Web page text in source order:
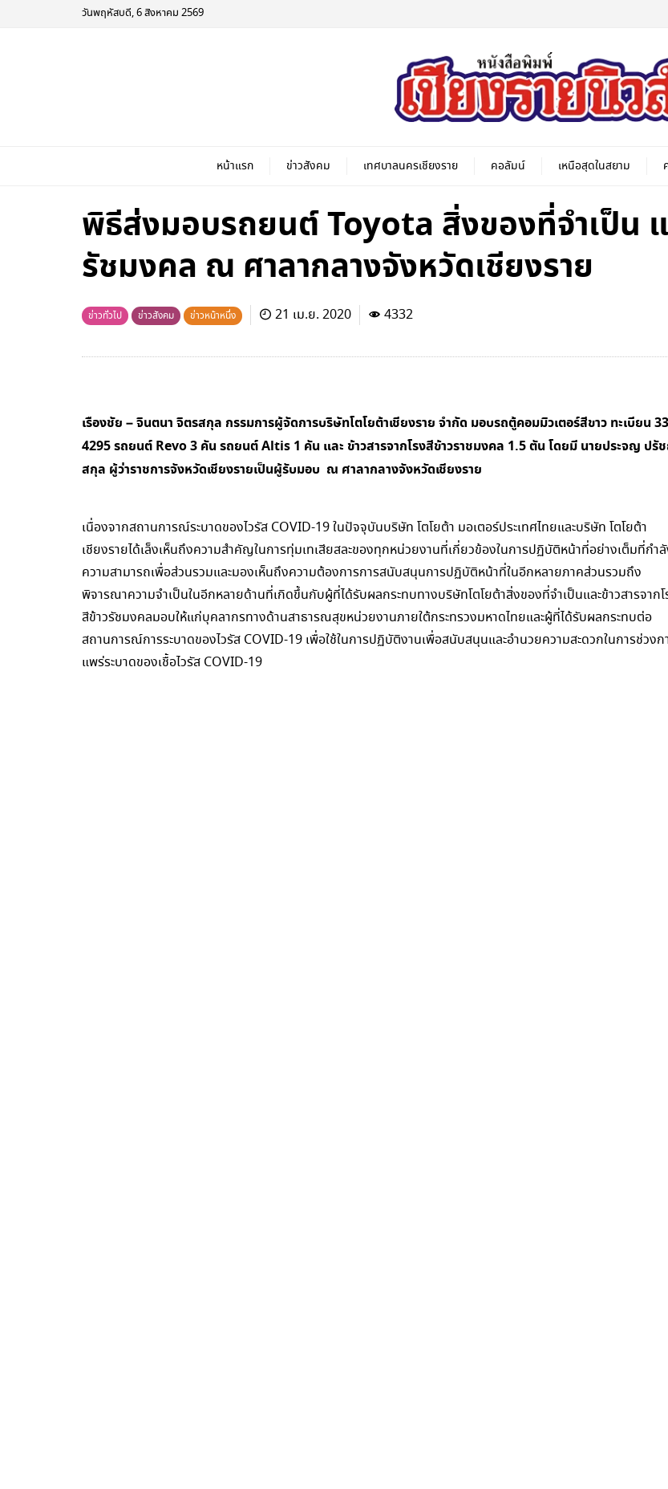
วันพฤหัสบดี, 6 สิงหาคม 2569
หน้าแรก ข่าวสังคม เทศบาลนครเชียงราย คอลัมน์ เหนือสุดในสยาม
พิธีส่งมอบรถยนต์ Toyota สิ่งของที่จำเป็น แ
รัชมงคล ณ ศาลากลางจังหวัดเชียงราย
ข่าวทั่วไป ข่าวสังคม ข่าวหน้าหนึ่ง 21 เม.ย. 2020 4332
เรืองชัย – จินตนา จิตรสกุล กรรมการผู้จัดการบริษัทโตโยต้าเชียงราย จำกัด มอบรถตู้คอมมิวเตอร์สีขาว ทะเบียน
4295 รถยนต์ Revo 3 คัน รถยนต์ Altis 1 คัน และ ข้าวสารจากโรงสีข้าวราชมงคล 1.5 ตัน โดยมี นายประจญ ปรั
สกุล ผู้ว่าราชการจังหวัดเชียงรายเป็นผู้รับมอบ ณ ศาลากลางจังหวัดเชียงราย
เนื่องจากสถานการณ์ระบาดของไวรัส COVID-19 ในปัจจุบันบริษัท โตโยต้า มอเตอร์ประเทศไทยและบริษัท โตโยต้า
เชียงรายได้เล็งเห็นถึงความสำคัญในการทุ่มเทเสียสละของทุกหน่วยงานที่เกี่ยวข้องในการปฏิบัติหน้าที่อย่างเต็มที่กำ
ความสามารถเพื่อส่วนรวมและมองเห็นถึงความต้องการการสนับสนุนการปฏิบัติหน้าที่ในอีกหลายภาคส่วนรวมถึง
พิจารณาความจำเป็นในอีกหลายด้านที่เกิดขึ้นกับผู้ที่ได้รับผลกระทบทางบริษัทโตโยต้าสิ่งของที่จำเป็นและข้าวสารจากโ
สีข้าวรัชมงคลมอบให้แก่บุคลากรทางด้านสาธารณสุขหน่วยงานภายใต้กระทรวงมหาดไทยและผู้ที่ได้รับผลกระทบต่อ
สถานการณ์การระบาดของไวรัส COVID-19 เพื่อใช้ในการปฏิบัติงานเพื่อสนับสนุนและอำนวยความสะดวกในการช่วงก
แพร่ระบาดของเชื้อไวรัส COVID-19